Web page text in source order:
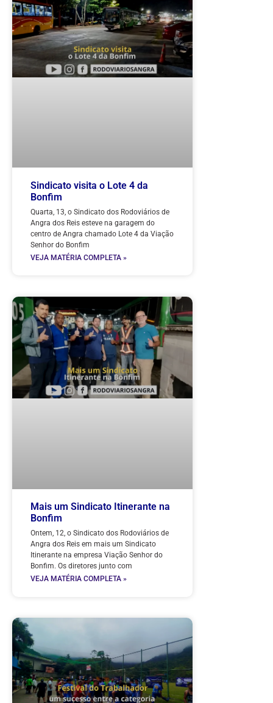
Sindicato visita o Lote 4 da
Bonfim
Quarta, 13, o Sindicato dos Rodoviários de
Angra dos Reis esteve na garagem do
centro de Angra chamado Lote 4 da Viação
Senhor do Bonfim
VEJA MATÉRIA COMPLETA »
Mais um Sindicato Itinerante na
Bonfim
Ontem, 12, o Sindicato dos Rodoviários de
Angra dos Reis em mais um Sindicato
Itinerante na empresa Viação Senhor do
Bonfim. Os diretores junto com
VEJA MATÉRIA COMPLETA »